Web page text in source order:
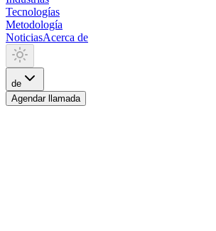
Tecnologías
Metodología
NoticiasAcerca de
de
Agendar llamada